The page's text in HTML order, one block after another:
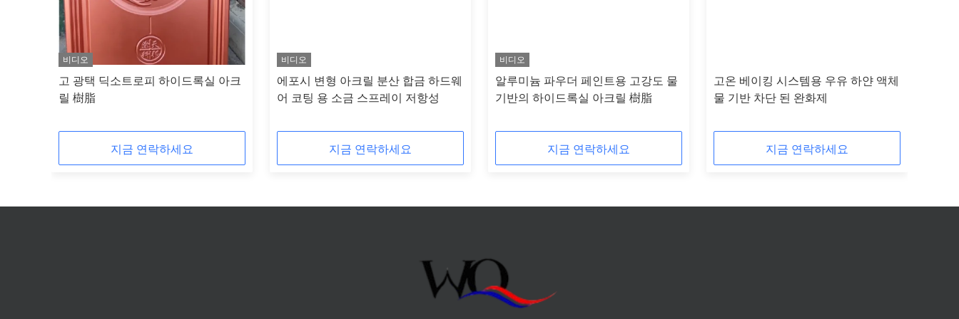
비디오
고 광택 딕소트로피 하이드록실 아크
릴 樹脂
지금 연락하세요
비디오
에포시 변형 아크릴 분산 합금 하드웨
어 코팅 용 소금 스프레이 저항성
지금 연락하세요
비디오
알루미늄 파우더 페인트용 고강도 물
기반의 하이드록실 아크릴 樹脂
지금 연락하세요
고온 베이킹 시스템용 우유 하얀 액체
물 기반 차단 된 완화제
지금 연락하세요